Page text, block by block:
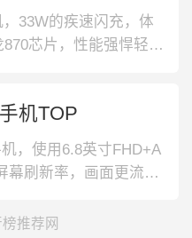
生。3、黑鲨 5G高清
33W的疾速闪充，体
芯片，性能强悍轻松
觉观感。3、Redmi67
屏幕指纹解锁技术，
机TOP
，使用6.8英寸FHD+A
幕刷新率，画面更流畅
骁龙865 Plus 5G移动
推荐网